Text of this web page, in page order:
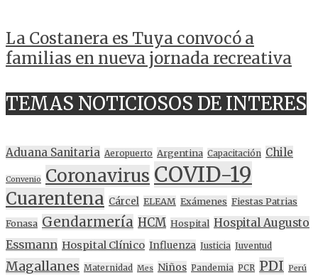
La Costanera es Tuya convocó a
familias en nueva jornada recreativa
TEMAS NOTICIOSOS DE INTERES
Aduana Sanitaria Aeropuerto Argentina Capacitación Chile
Convenio Coronavirus COVID-19
Cuarentena Cárcel ELEAM Exámenes Fiestas Patrias
Fonasa Gendarmería HCM Hospital Hospital Augusto
Essmann Hospital Clínico Influenza Justicia Juventud
Magallanes Maternidad Mes Niños Pandemia PCR PDI Perú